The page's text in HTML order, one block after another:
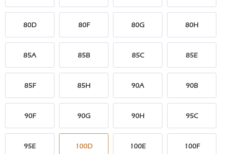
80D 80F 80G 80H
85A 85B 85C 85E
85F 85H 90A 90B
90F 90G 90H 95C
95E 100D 100E 100F